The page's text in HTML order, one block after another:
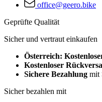
office@geero.bike
Geprüfte Qualität
Sicher und vertraut einkaufen
Österreich:
Kostenloser
Sichere Bezahlung mit
Sicher bezahlen mit